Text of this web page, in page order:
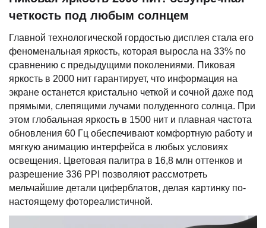
четкость под любым солнцем
Главной технологической гордостью дисплея стала его
феноменальная яркость, которая выросла на 33% по
сравнению с предыдущими поколениями. Пиковая
яркость в 2000 нит гарантирует, что информация на
экране останется кристально четкой и сочной даже под
прямыми, слепящими лучами полуденного солнца. При
этом глобальная яркость в 1500 нит и плавная частота
обновления 60 Гц обеспечивают комфортную работу и
мягкую анимацию интерфейса в любых условиях
освещения. Цветовая палитра в 16,8 млн оттенков и
разрешение 336 PPI позволяют рассмотреть
мельчайшие детали циферблатов, делая картинку по-
настоящему фотореалистичной.